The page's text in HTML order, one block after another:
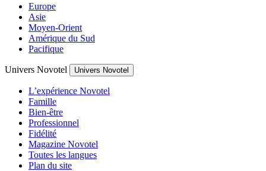
Europe
Asie
Moyen-Orient
Amérique du Sud
Pacifique
Univers Novotel Univers Novotel
L’expérience Novotel
Famille
Bien-être
Professionnel
Fidélité
Magazine Novotel
Toutes les langues
Plan du site